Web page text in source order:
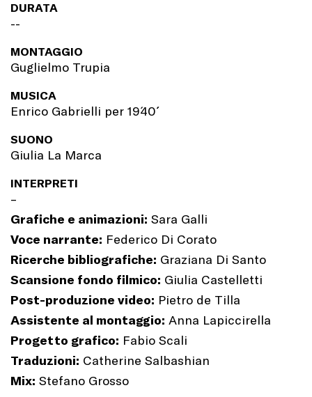
DURATA
--
MONTAGGIO
Guglielmo Trupia
MUSICA
Enrico Gabrielli per 19´40´´
SUONO
Giulia La Marca
INTERPRETI
–
Grafiche e animazioni: Sara Galli
Voce narrante: Federico Di Corato
Ricerche bibliografiche: Graziana Di Santo
Scansione fondo filmico: Giulia Castelletti
Post-produzione video: Pietro de Tilla
Assistente al montaggio: Anna Lapiccirella
Progetto grafico: Fabio Scali
Traduzioni: Catherine Salbashian
Mix: Stefano Grosso